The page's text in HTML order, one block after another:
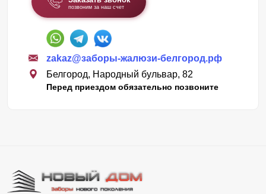
позвоним за наш счет
zakaz@заборы-жалюзи-белгород.рф
Белгород, Народный бульвар, 82
Перед приездом обязательно позвоните